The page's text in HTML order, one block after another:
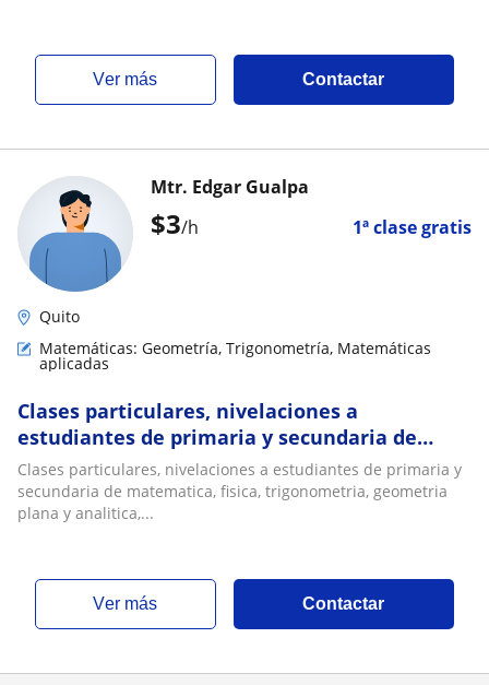
ver más Contactar
$3/h 1ª clase gratis
Mtr. Edgar Gualpa
Quito
Matemáticas: Geometría, Trigonometría, Matemáticas
aplicadas
Clases particulares, nivelaciones a
estudiantes de primaria y secundaria de
matematica, fisica, trigonometria, geometria
plana y analitica, dibujo tecnico, precios
accesibles. WhatsApp
Clases particulares, nivelaciones a estudiantes de primaria y
secundaria de matematica, fisica, trigonometria, geometria
plana y analitica,...
ver más Contactar